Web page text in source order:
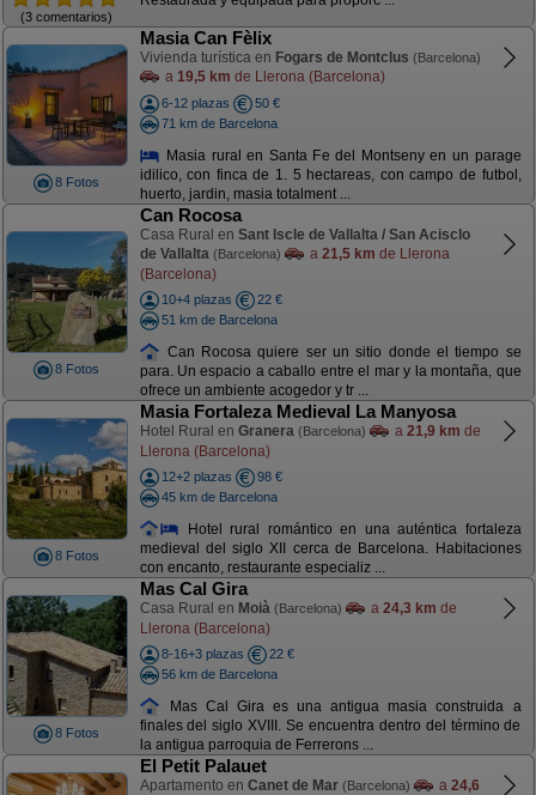
(3 comentarios)
8 Fotos
Masia Can Fèlix
Vivienda turística en Fogars de Montclus (Barcelona)
a 19,5 km de Llerona (Barcelona)
6-12 plazas
50 €
71 km de Barcelona
Masia rural en Santa Fe del Montseny en un parage
idilico, con finca de 1. 5 hectareas, con campo de futbol,
huerto, jardin, masia totalment ...
8 Fotos
Can Rocosa
Casa Rural en Sant Iscle de Vallalta / San Acisclo
de Vallalta (Barcelona) a 21,5 km de Llerona
(Barcelona)
10+4 plazas
22 €
51 km de Barcelona
Can Rocosa quiere ser un sitio donde el tiempo se
para. Un espacio a caballo entre el mar y la montaña, que
ofrece un ambiente acogedor y tr ...
8 Fotos
Masia Fortaleza Medieval La Manyosa
Hotel Rural en Granera (Barcelona) a 21,9 km de
Llerona (Barcelona)
12+2 plazas
98 €
45 km de Barcelona
Hotel rural romántico en una auténtica fortaleza
medieval del siglo XII cerca de Barcelona. Habitaciones
con encanto, restaurante especializ ...
8 Fotos
Mas Cal Gira
Casa Rural en Moià (Barcelona) a 24,3 km de
Llerona (Barcelona)
8-16+3 plazas
22 €
56 km de Barcelona
Mas Cal Gira es una antigua masia construida a
finales del siglo XVIII. Se encuentra dentro del término de
la antigua parroquia de Ferrerons ...
El Petit Palauet
Apartamento en Canet de Mar (Barcelona) a 24,6